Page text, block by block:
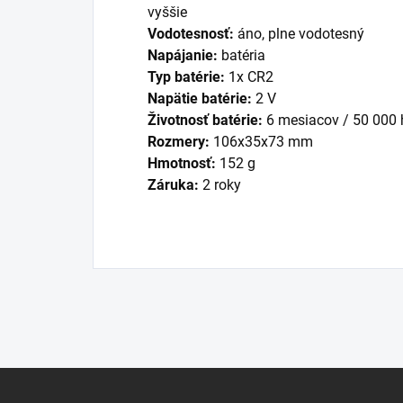
vyššie
Vodotesnosť: áno, plne vodotesný
Napájanie: batéria
Typ batérie: 1x CR2
Napätie batérie: 2 V
Životnosť batérie: 6 mesiacov / 50 000
Rozmery: 106x35x73 mm
Hmotnosť: 152 g
Záruka: 2 roky